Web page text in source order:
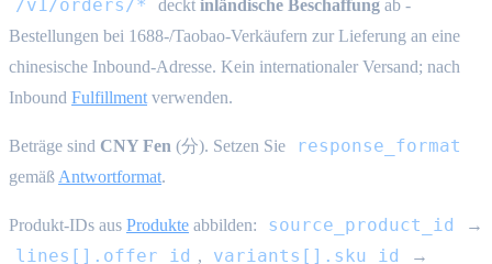
/v1/orders/* deckt inländische Beschaffung ab -
Bestellungen bei 1688-/Taobao-Verkäufern zur Lieferung an eine
chinesische Inbound-Adresse. Kein internationaler Versand; nach
Inbound Fulfillment verwenden.
Beträge sind CNY Fen (分). Setzen Sie response_format
gemäß Antwortformat.
Produkt-IDs aus Produkte abbilden: source_product_id →
lines[].offer_id , variants[].sku_id →